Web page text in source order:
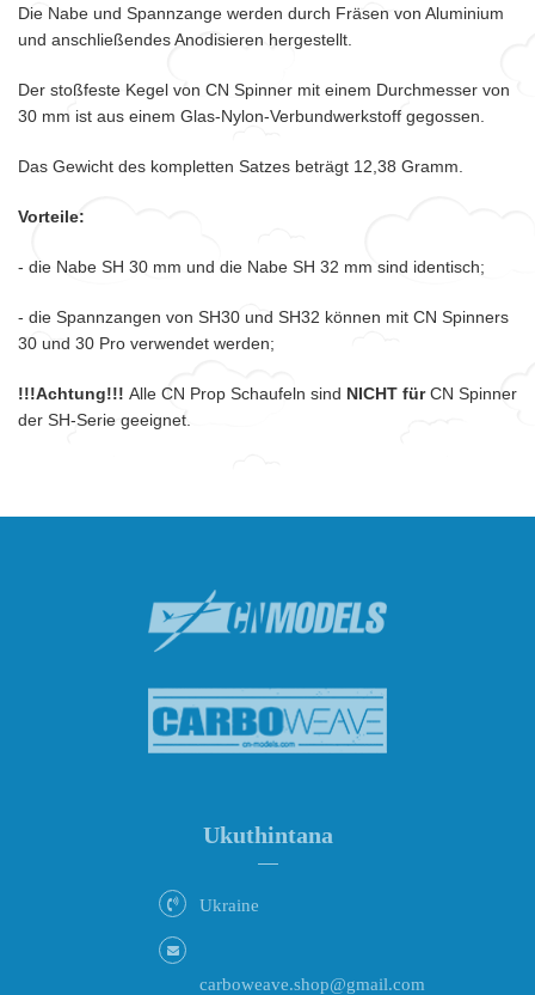
Die Nabe und Spannzange werden durch Fräsen von Aluminium
und anschließendes Anodisieren hergestellt.
Der stoßfeste Kegel von CN Spinner mit einem Durchmesser von
30 mm ist aus einem Glas-Nylon-Verbundwerkstoff gegossen.
Das Gewicht des kompletten Satzes beträgt 12,38 Gramm.
Vorteile:
- die Nabe SH 30 mm und die Nabe SH 32 mm sind identisch;
- die Spannzangen von SH30 und SH32 können mit CN Spinners
30 und 30 Pro verwendet werden;
!!!Achtung!!! Alle CN Prop Schaufeln sind NICHT fürCN Spinner
der SH-Serie geeignet.
Ukuthintana
Ukraine
carboweave.shop@gmail.com